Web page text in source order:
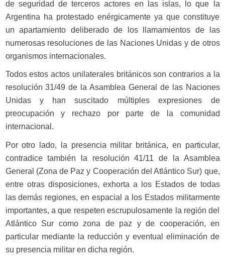
de seguridad de terceros actores en las islas, lo que la
Argentina ha protestado enérgicamente ya que constituye
un apartamiento deliberado de los llamamientos de las
numerosas resoluciones de las Naciones Unidas y de otros
organismos internacionales.
Todos estos actos unilaterales británicos son contrarios a la
resolución 31/49 de la Asamblea General de las Naciones
Unidas y han suscitado múltiples expresiones de
preocupación y rechazo por parte de la comunidad
internacional.
Por otro lado, la presencia militar británica, en particular,
contradice también la resolución 41/11 de la Asamblea
General (Zona de Paz y Cooperación del Atlántico Sur) que,
entre otras disposiciones, exhorta a los Estados de todas
las demás regiones, en espacial a los Estados militarmente
importantes, a que respeten escrupulosamente la región del
Atlántico Sur como zona de paz y de cooperación, en
particular mediante la reducción y eventual eliminación de
su presencia militar en dicha región.